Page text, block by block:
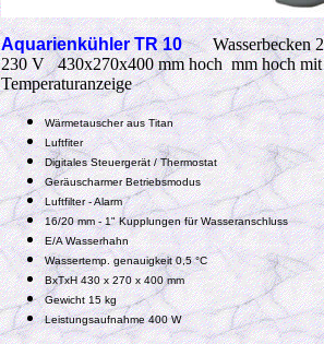
Aquarienkühler TR 10
Wasserbecken
230 V 430x270x400 mm hoch mm hoch mit
Temperaturanzeige
Wärmetauscher aus Titan
Luftfiter
Digitales Steuergerät / Thermostat
Geräuscharmer Betriebsmodus
Luftfilter - Alarm
16/20 mm - 1" Kupplungen für Wasseranschluss
E/A Wasserhahn
Wassertemp. genauigkeit 0,5 °C
BxTxH 430 x 270 x 400 mm
Gewicht 15 kg
Leistungsaufnahme 400 W